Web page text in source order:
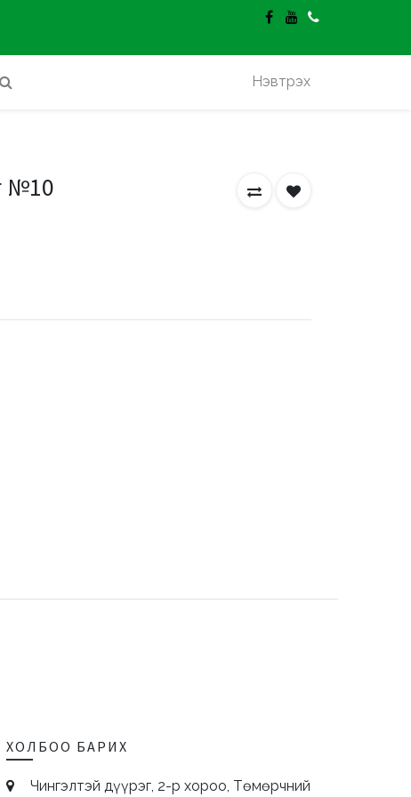
үнэгүй.
Нэвтрэх
№10
ХОЛБОО БАРИХ
Чингэлтэй дүүрэг, 2-р хороо, Төмөрчний